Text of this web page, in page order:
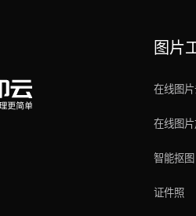
图片
在线图
在线图
智能抠图
证件照